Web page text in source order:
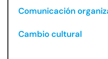
Comunicación
Cambio cultural